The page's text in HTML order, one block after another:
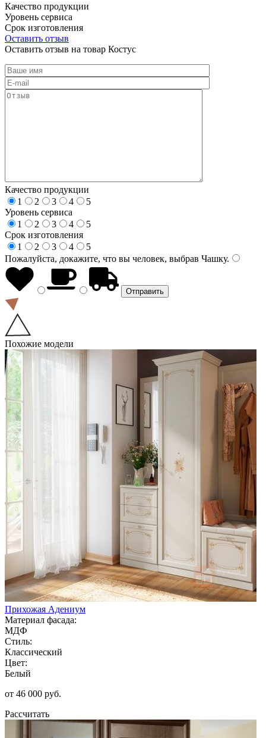
Качество продукции
Уровень сервиса
Срок изготовления
Оставить отзыв
Оставить отзыв на товар Костус
Качество продукции
1
2 3 4
5
Уровень сервиса
1
2 3 4
5
Срок изготовления
1
2 3 4
5
Пожалуйста, докажите, что вы человек, выбрав Чашку.
Похожие модели
Прихожая Адениум
Материал фасада:
МДФ
Стиль:
Классический
Цвет:
Белый
от 46 000 руб.
Рассчитать